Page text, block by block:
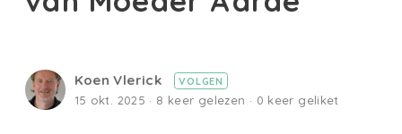
Koen Vlerick VOLGEN
15 okt. 2025 · 8 keer gelezen · 0 keer geliket